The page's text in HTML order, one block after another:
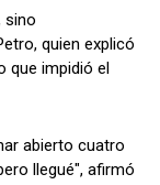
sino
quien explicó
que impidió el
abierto cuatro
llegué", afirmó